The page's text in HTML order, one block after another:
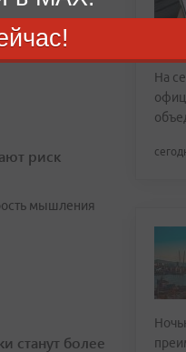
риск
мышления
станут более
На